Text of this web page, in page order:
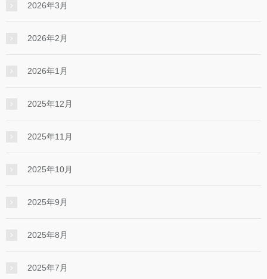
2026年3月
2026年2月
2026年1月
2025年12月
2025年11月
2025年10月
2025年9月
2025年8月
2025年7月